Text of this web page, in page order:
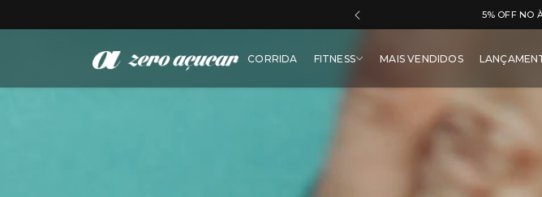
FRETE GRÁTIS SUL E
Zero Açucar -
CORRIDA FITNESS MAIS VENDIDOS